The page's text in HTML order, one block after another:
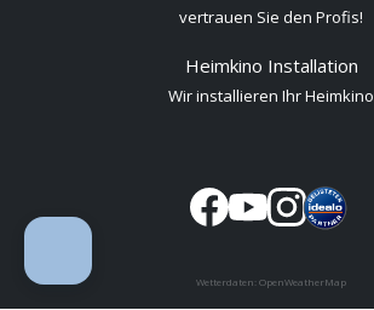
vertrauen Sie den Profis!
Heimkino Installation
Wir installieren Ihr Heimkino
Wetterdaten: OpenWeatherMap